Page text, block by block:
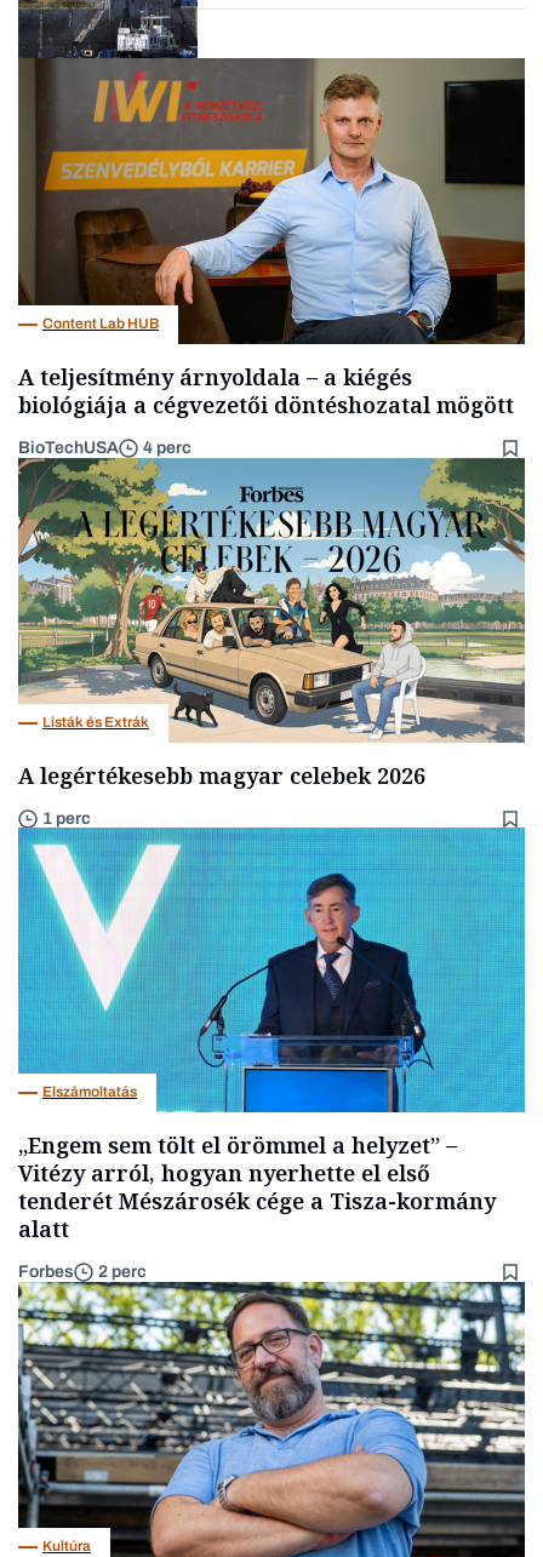
Content Lab HUB
A teljesítmény árnyoldala – a kiégés
biológiája a cégvezetői döntéshozatal mögött
BioTechUSA 4 perc
Listák és Extrák
A legértékesebb magyar celebek 2026
1 perc
Elszámoltatás
„Engem sem tölt el örömmel a helyzet” –
Vitézy arról, hogyan nyerhette el első
tenderét Mészárosék cége a Tisza-kormány
alatt
Forbes 2 perc
Kultúra